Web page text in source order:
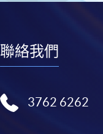
聯絡我們
3762 6262